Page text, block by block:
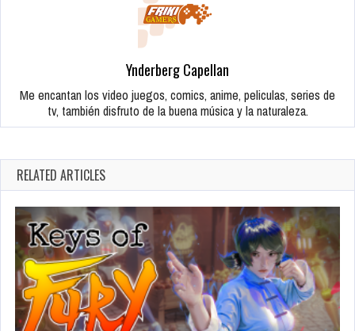
Ynderberg Capellan
Me encantan los video juegos, comics, anime, peliculas, series de
tv, también disfruto de la buena música y la naturaleza.
RELATED ARTICLES